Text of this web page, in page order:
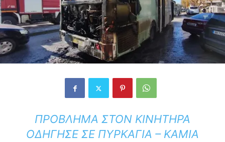
ΠΡΌΒΛΗΜΑ ΣΤΟΝ ΚΙΝΗΤΉΡΑ
ΟΔΉΓΗΣΕ ΣΕ ΠΥΡΚΑΓΙΆ – ΚΑΜΊΑ